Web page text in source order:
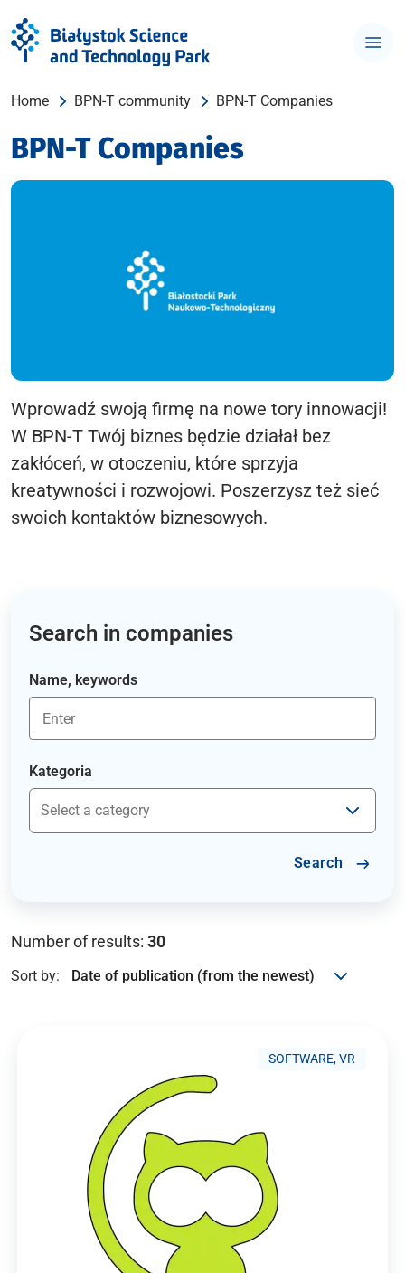
Home BPN-T community BPN-T Companies
BPN-T Companies
Wprowadź swoją firmę na nowe tory innowacji!
W BPN-T Twój biznes będzie działał bez
zakłóceń, w otoczeniu, które sprzyja
kreatywności i rozwojowi. Poszerzysz też sieć
swoich kontaktów biznesowych.
Search in companies
Name, keywords
Kategoria
Search
Number of results: 30
Sort by:
SOFTWARE, VR